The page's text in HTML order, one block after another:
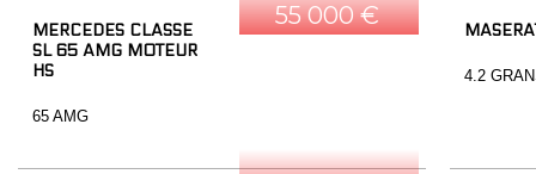
55 000 €
MERCEDES CLASSE
SL 65 AMG MOTEUR
HS
65 AMG
4.2